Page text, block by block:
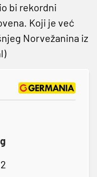
bi rekordni
Koji je već
Norvežanina iz